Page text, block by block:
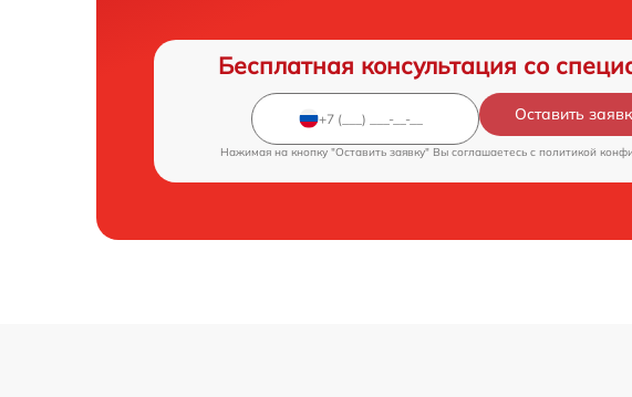
Бесплатная консультация со
Оставить
Нажимая на кнопку "Оставить заявку" Вы соглашаетесь c политикой